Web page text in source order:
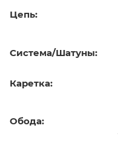
Цепь:
Система/Шатуны:
Каретка:
Обода: